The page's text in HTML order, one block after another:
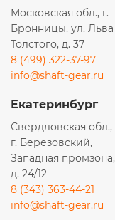
Московская обл., г.
Бронницы, ул. Льва
Толстого, д. 37
8 (499) 322-37-97
info@shaft-gear.ru
Екатеринбург
Свердловская обл.,
г. Березовский,
Западная промзона,
д. 24/12
8 (343) 363-44-21
info@shaft-gear.ru